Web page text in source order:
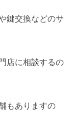
鍵交換などのサ
店に相談するの
もありますの